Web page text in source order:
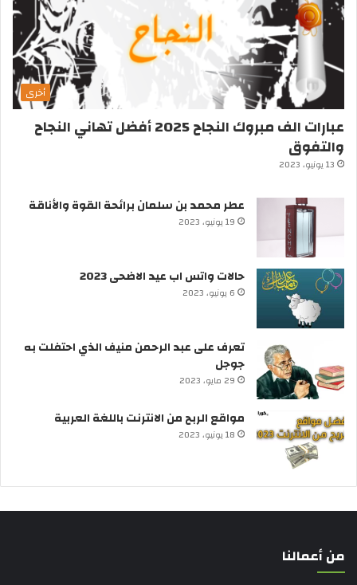
أخرى
عبارات الف مبروك النجاح 2025 أفضل تهاني النجاح
والتفوق
13 يونيو، 2023
عطر محمد بن سلمان برائحة القوة والأناقة
19 يونيو، 2023
حالات واتس اب عيد الاضحى 2023
6 يونيو، 2023
تعرف على عبد الرحمن منيف الذي احتفلت به
جوجل
29 مايو، 2023
مواقع الربح من الانترنت باللغة العربية
18 يونيو، 2023
من أعمالنا